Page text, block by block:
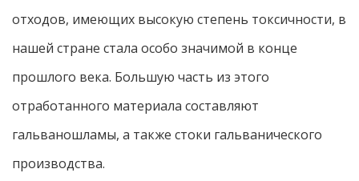
отходов, имеющих высокую степень токсичности, в
нашей стране стала особо значимой в конце
прошлого века. Большую часть из этого
отработанного материала составляют
гальваношламы, а также стоки гальванического
производства.